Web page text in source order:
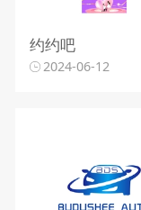
约约吧
2024-06-12